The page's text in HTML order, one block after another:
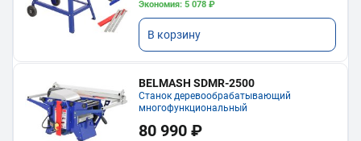
Экономия: 5 078 ₽
В корзину
BELMASH SDMR-2500
Станок деревообрабатывающий
многофункциональный
80 990 ₽